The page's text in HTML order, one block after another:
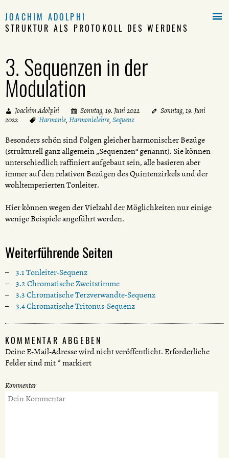
JOACHIM ADOLPHI
STRUKTUR ALS PROTOKOLL DES WERDENS
3. Sequenzen in der
Modulation
Joachim Adolphi Sonntag, 19. Juni 2022
Sonntag, 19. Juni
2022
Harmonie, Harmonielehre, Sequenz
Besonders schön sind Folgen gleicher harmonischer Bezüge
(strukturell ganz allgemein „Sequenzen“ genannt). Sie können
unterschiedlich raffiniert aufgebaut sein, alle basieren aber
immer auf den relativen Bezügen des Quintenzirkels und der
wohltemperierten Tonleiter.
Hier können wegen der Vielzahl der Möglichkeiten nur einige
wenige Beispiele angeführt werden.
Weiterführende Seiten
3.1 Tonleiter-Sequenz
3.2 Chromatische Zweitstimme
3.3 Chromatische Terzverwandte-Sequenz
3.4 Chromatische Tritonus-Sequenz
KOMMENTAR ABGEBEN
Deine E-Mail-Adresse wird nicht veröffentlicht. Erforderliche
Felder sind mit*markiert
Kommentar
